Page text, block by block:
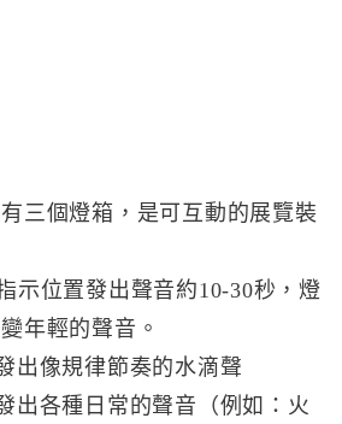
有三個燈箱，是可互動的展覽裝
示位置發出聲音約10-30秒，燈
年輕的聲音。
出像規律節奏的水滴聲
出各種日常的聲音（例如：火